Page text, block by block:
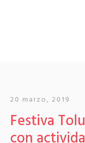
20 marzo, 2019
Festiva